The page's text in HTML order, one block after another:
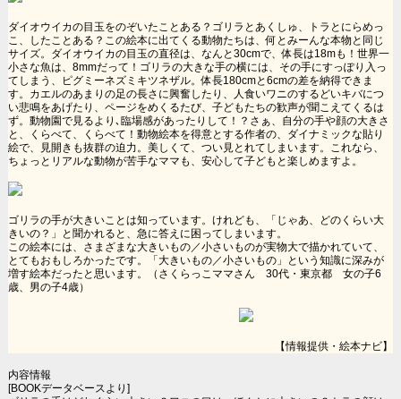
ダイオウイカの目玉をのぞいたことある？ゴリラとあくしゅ、トラとにらめっ
こ、したことある？この絵本に出てくる動物たちは、何とみーんな本物と同じ
サイズ。ダイオウイカの目玉の直径は、なんと30cmで、体長は18mも！世界一
小さな魚は、8mmだって！ゴリラの大きな手の横には、その手にすっぽり入っ
てしまう、ピグミーネズミキツネザル。体長180cmと6cmの差を納得できま
す。カエルのあまりの足の長さに興奮したり、人食いワニのするどいキバにつ
い悲鳴をあげたり、ページをめくるたび、子どもたちの歓声が聞こえてくるは
ず。動物園で見るより､臨場感があったりして！？さぁ、自分の手や顔の大きさ
と、くらべて、くらべて！動物絵本を得意とする作者の、ダイナミックな貼り
絵で、見開きも抜群の迫力。美しくて、つい見とれてしまいます。これなら、
ちょっとリアルな動物が苦手なママも、安心して子どもと楽しめますよ。
ゴリラの手が大きいことは知っています。けれども、「じゃあ、どのくらい大
きいの？」と聞かれると、急に答えに困ってしまいます。
この絵本には、さまざまな大きいもの／小さいものが実物大で描かれていて、
とてもおもしろかったです。「大きいもの／小さいもの」という知識に深みが
増す絵本だったと思います。（さくらっこママさん 30代・東京都 女の子6
歳、男の子4歳）
【情報提供・絵本ナビ】
内容情報
[BOOKデータベースより]